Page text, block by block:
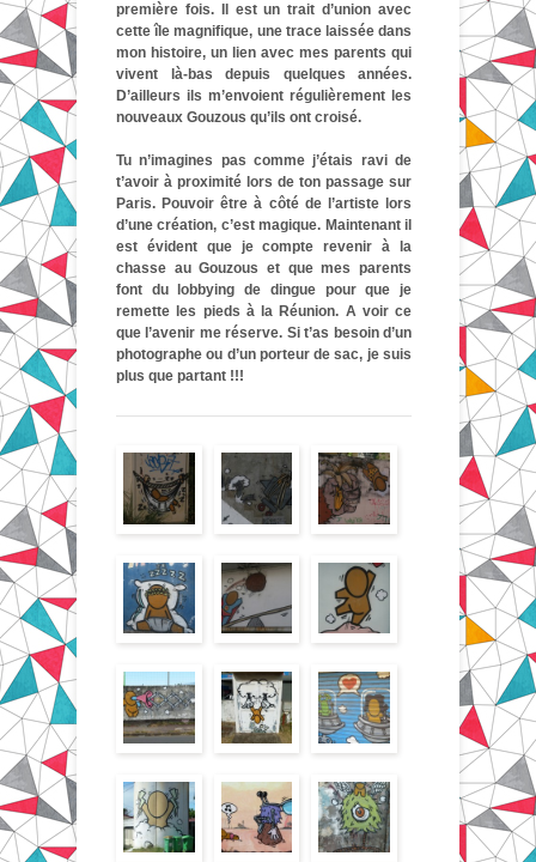
première fois. Il est un trait d’union avec
cette île magnifique, une trace laissée dans
mon histoire, un lien avec mes parents qui
vivent là-bas depuis quelques années.
D’ailleurs ils m’envoient régulièrement les
nouveaux Gouzous qu’ils ont croisé.
Tu n’imagines pas comme j’étais ravi de
t’avoir à proximité lors de ton passage sur
Paris. Pouvoir être à côté de l’artiste lors
d’une création, c’est magique. Maintenant il
est évident que je compte revenir à la
chasse auGouzous et que mes parents
font du lobbying de dingue pour que je
remette les pieds à la Réunion. A voir ce
que l’avenir me réserve. Si t’as besoin d’un
photographe ou d’un porteur de sac, je suis
plus que partant !!!